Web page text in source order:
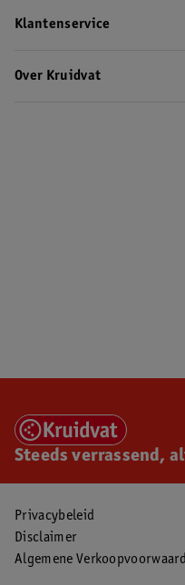
Klantenservice
Over Kruidvat
Steeds verrassend,
Privacybeleid
Disclaimer
Algemene